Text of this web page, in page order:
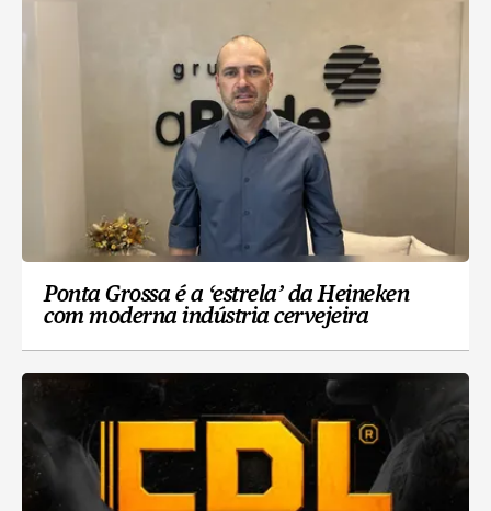
Ponta Grossa é a ‘estrela’ da Heineken
com moderna indústria cervejeira